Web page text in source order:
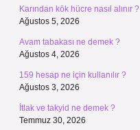
Karından kök hücre nasıl alınır ?
Ağustos 5, 2026
Avam tabakası ne demek ?
Ağustos 4, 2026
159 hesap ne için kullanılır ?
Ağustos 3, 2026
İtlak ve takyid ne demek ?
Temmuz 30, 2026